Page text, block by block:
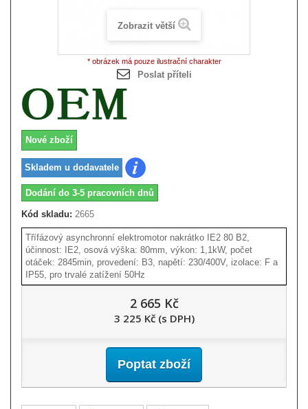
Zobrazit větší
* obrázek má pouze ilustrační charakter
Poslat příteli
Nové zboží
Skladem u dodavatele
Dodání do 3-5 pracovních dnů
Kód skladu: 2665
Třífázový asynchronní elektromotor nakrátko IE2 80 B2,
účinnost: IE2, osová výška: 80mm, výkon: 1,1kW, počet
otáček: 2845min, provedení: B3, napětí: 230/400V, izolace: F a
IP55, pro trvalé zatížení 50Hz
2 665 Kč
3 225 Kč (s DPH)
Poptat zboží